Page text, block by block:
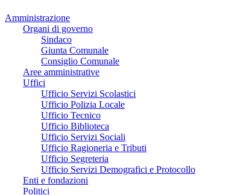
Amministrazione
Organi di governo
Sindaco
Giunta Comunale
Consiglio Comunale
Aree amministrative
Uffici
Ufficio Servizi Scolastici
Ufficio Polizia Locale
Ufficio Tecnico
Ufficio Biblioteca
Ufficio Servizi Sociali
Ufficio Ragioneria e Tributi
Ufficio Segreteria
Ufficio Servizi Demografici e Protocollo
Enti e fondazioni
Politici